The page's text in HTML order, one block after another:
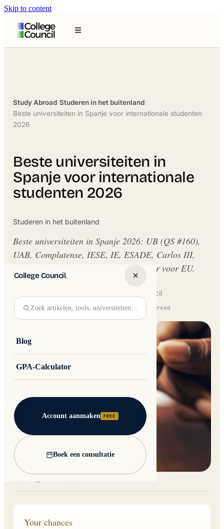
Skip to content
College Council.
Zoek artikelen, tools, universiteiten…
Blog
GPA-Calculator
Account aanmaken FREE
Boek een consultatie
Study Abroad›Studeren in het buitenland›
Beste universiteiten in Spanje voor internationale studenten
2026
Beste universiteiten in
Spanje voor internationale
studenten 2026
Studeren in het buitenland
Beste universiteiten in Spanje 2026: UB (QS #160),
UAB, Complutense, IESE, IE, ESADE, Carlos III,
Pompeu Fabra. Publiek vanaf €750/jaar voor EU.
College Council
Updated 16 February 2026 · 13 min read
Your chances